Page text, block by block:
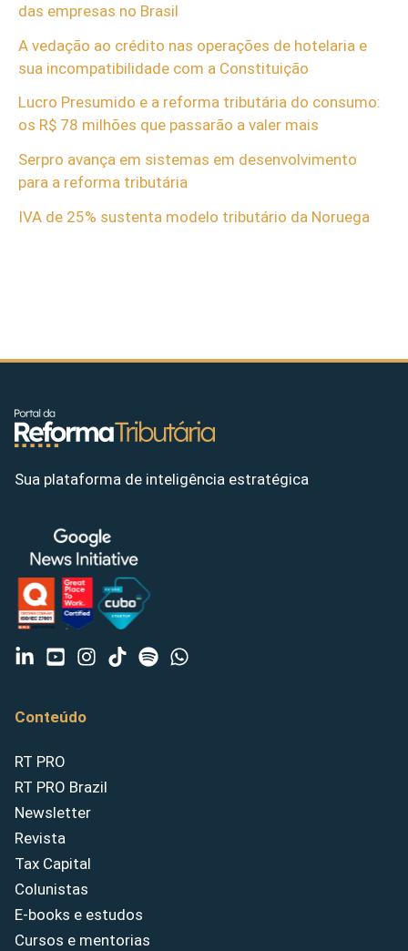
das empresas no Brasil
A vedação ao crédito nas operações de hotelaria e
sua incompatibilidade com a Constituição
Lucro Presumido e a reforma tributária do consumo:
os R$ 78 milhões que passarão a valer mais
Serpro avança em sistemas em desenvolvimento
para a reforma tributária
IVA de 25% sustenta modelo tributário da Noruega
Sua plataforma de inteligência estratégica
Conteúdo
RT PRO
RT PRO Brazil
Newsletter
Revista
Tax Capital
Colunistas
E-books e estudos
Cursos e mentorias